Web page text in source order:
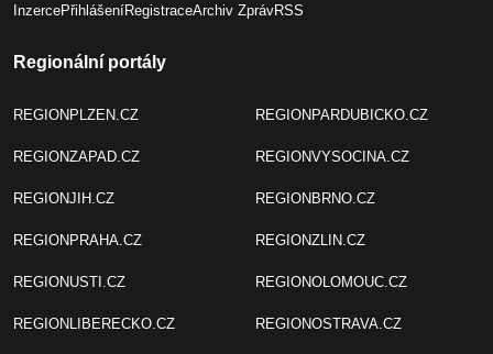
InzercePřihlášeníRegistraceArchiv ZprávRSS
Regionální portály
REGIONPLZEN.CZ
REGIONZAPAD.CZ
REGIONJIH.CZ
REGIONPRAHA.CZ
REGIONUSTI.CZ
REGIONLIBERECKO.CZ
REGIONPARDUBICKO.CZ
REGIONVYSOCINA.CZ
REGIONBRNO.CZ
REGIONZLIN.CZ
REGIONOLOMOUC.CZ
REGIONOSTRAVA.CZ